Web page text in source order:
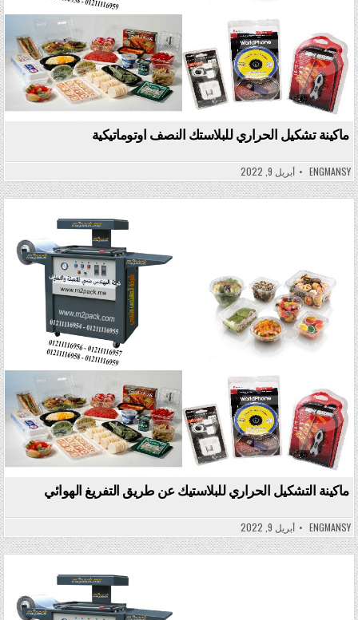
ماكينة تشكيل الحراري للبلاستك النصف اوتوماتيكية
ENGMANSY أبريل 9, 2022
ماكينة التشكيل الحراري للبلاستيك عن طريق التفريغ الهوائي
ENGMANSY أبريل 9, 2022